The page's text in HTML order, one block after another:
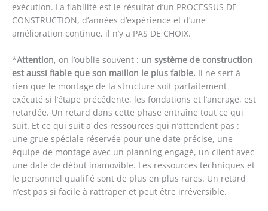
exécution. La fiabilité est le résultat d’un PROCESSUS DE
CONSTRUCTION, d’années d’expérience et d’une
amélioration continue, il n’y a PAS DE CHOIX.
*Attention, on l’oublie souvent : un système de construction
est aussi fiable que son maillon le plus faible. Il ne sert à
rien que le montage de la structure soit parfaitement
exécuté si l’étape précédente, les fondations et l’ancrage, est
retardée. Un retard dans cette phase entraîne tout ce qui
suit. Et ce qui suit a des ressources qui n’attendent pas :
une grue spéciale réservée pour une date précise, une
équipe de montage avec un planning engagé, un client avec
une date de début inamovible. Les ressources techniques et
le personnel qualifié sont de plus en plus rares. Un retard
n’est pas si facile à rattraper et peut être irréversible.